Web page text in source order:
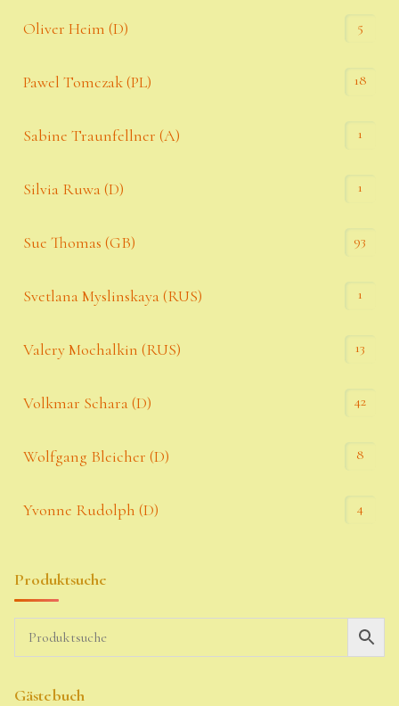
Oliver Heim (D) 5
Pawel Tomczak (PL) 18
Sabine Traunfellner (A) 1
Silvia Ruwa (D) 1
Sue Thomas (GB) 93
Svetlana Myslinskaya (RUS) 1
Valery Mochalkin (RUS) 13
Volkmar Schara (D) 42
Wolfgang Bleicher (D) 8
Yvonne Rudolph (D) 4
Produktsuche
Gästebuch